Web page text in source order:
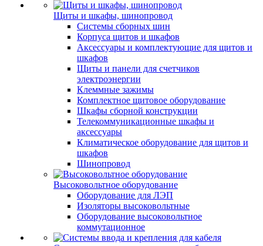
Щиты и шкафы, шинопровод
Системы сборных шин
Корпуса щитов и шкафов
Аксессуары и комплектующие для щитов и
шкафов
Щиты и панели для счетчиков
электроэнергии
Клеммные зажимы
Комплектное щитовое оборудование
Шкафы сборной конструкции
Телекоммуникационные шкафы и
аксессуары
Климатическое оборудование для щитов и
шкафов
Шинопровод
Высоковольтное оборудование
Оборудование для ЛЭП
Изоляторы высоковольтные
Оборудование высоковольтное
коммутационное